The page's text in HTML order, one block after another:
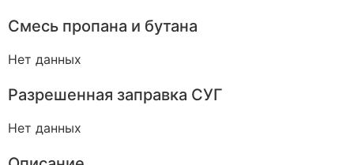
Смесь пропана и бутана
Нет данных
Разрешенная заправка СУГ
Нет данных